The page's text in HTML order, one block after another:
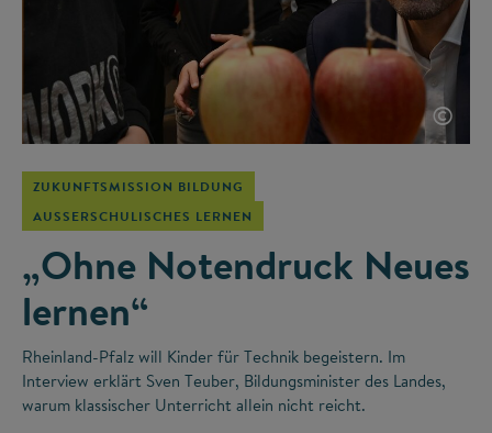
©
ZUKUNFTSMISSION BILDUNG
AUSSERSCHULISCHES LERNEN
„Ohne Notendruck Neues
lernen“
Rheinland-Pfalz will Kinder für Technik begeistern. Im
Interview erklärt Sven Teuber, Bildungsminister des Landes,
warum klassischer Unterricht allein nicht reicht.